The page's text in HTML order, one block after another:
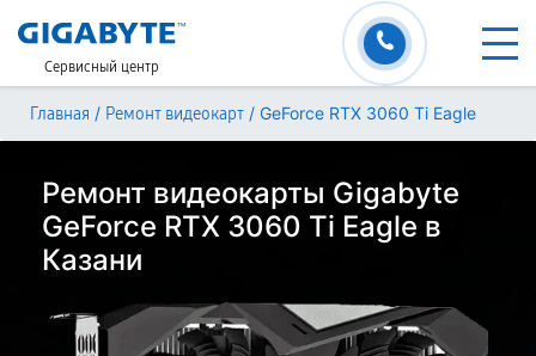
Сервисный центр
Главная / Ремонт видеокарт / GeForce RTX 3060 Ti Eagle
Ремонт видеокарты Gigabyte
GeForce RTX 3060 Ti Eagle в
Казани